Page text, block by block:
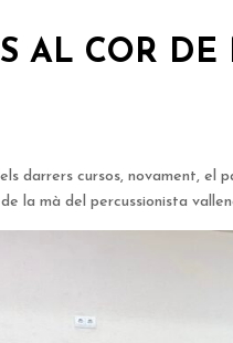
AL COR DE
darrers cursos, novament,
la mà del percussionista